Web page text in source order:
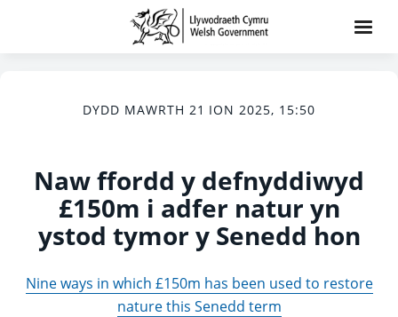
DYDD MAWRTH 21 ION 2025, 15:50
Naw ffordd y defnyddiwyd
£150m i adfer natur yn
ystod tymor y Senedd hon
Nine ways in which £150m has been used to restore
nature this Senedd term